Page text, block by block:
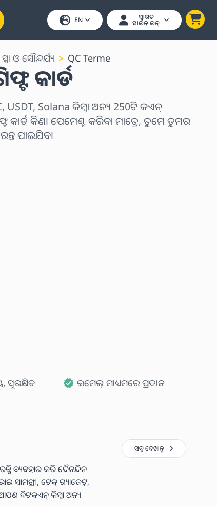
EN ସ୍ୱାଗତ
ସାଇନ୍ ଇନ୍
ସ୍ପା ଓ ସୌନ୍ଦର୍ଯ୍ୟ QC Terme
କାର୍ଡ
USDT, Solana କିମ୍ବା ଅନ୍ୟ 250ଟି କଏନ୍
କାର୍ଡ କିଣ। ପେମେଣ୍ଟ କରିବା ମାତ୍ରେ, ତୁମେ ତୁମର
ପାଇଯିବ।
ସୁରକ୍ଷିତ ଇମେଲ୍ ମାଧ୍ୟମରେ ପ୍ରଦାନ
ବ୍ୟବହାର କରି ଦୈନନ୍ଦିନ
ସାମଗ୍ରୀ, ଟେକ୍ ଗ୍ୟାଜେଟ୍,
ବିଟକଏନ୍ କିମ୍ବା ଅନ୍ୟ
ସବୁ ଦେଖାନ୍ତୁ